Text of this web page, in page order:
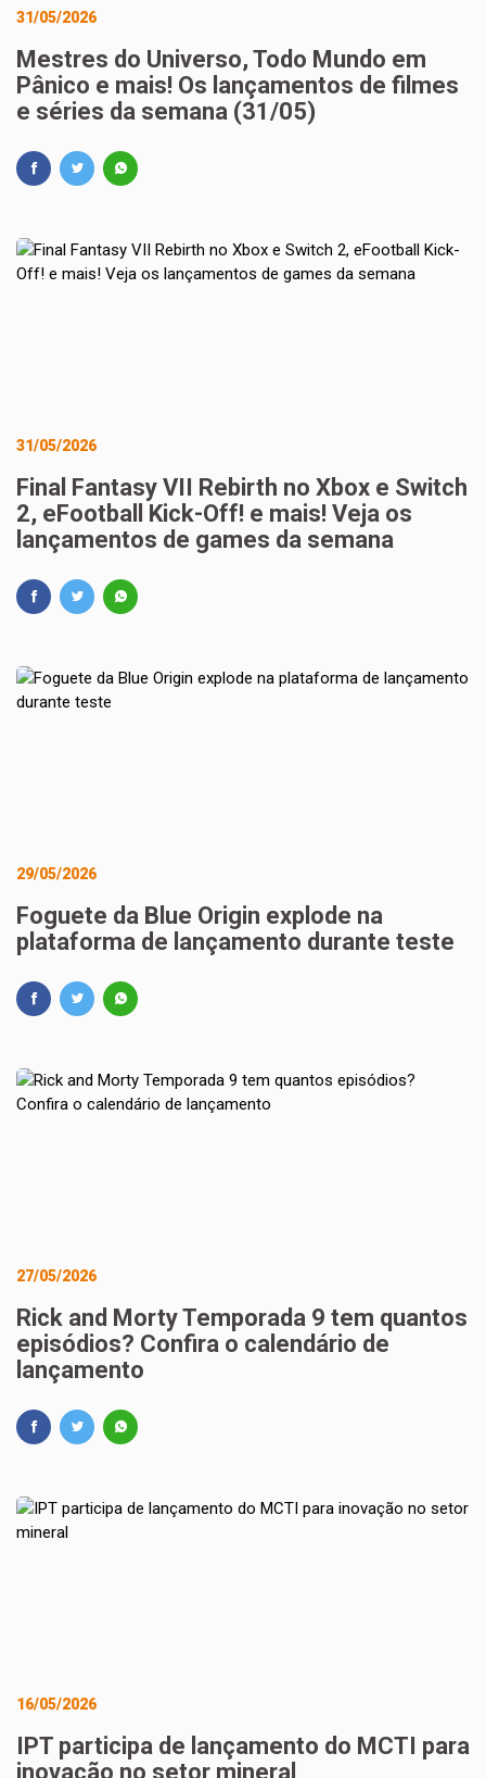
31/05/2026
Mestres do Universo, Todo Mundo em
Pânico e mais! Os lançamentos de filmes
e séries da semana (31/05)
31/05/2026
Final Fantasy VII Rebirth no Xbox e Switch
2, eFootball Kick-Off! e mais! Veja os
lançamentos de games da semana
29/05/2026
Foguete da Blue Origin explode na
plataforma de lançamento durante teste
27/05/2026
Rick and Morty Temporada 9 tem quantos
episódios? Confira o calendário de
lançamento
16/05/2026
IPT participa de lançamento do MCTI para
inovação no setor mineral